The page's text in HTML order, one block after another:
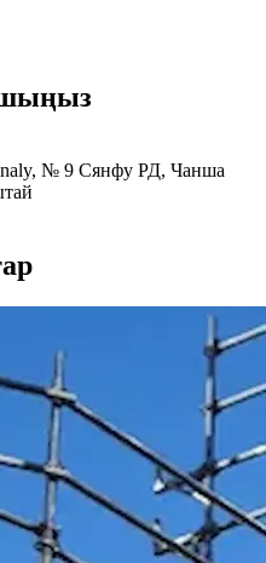
№ 9 Сянфу РД, Чанша